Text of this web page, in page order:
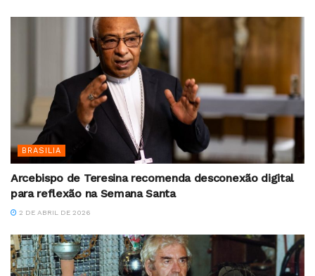
BRASILIA
Arcebispo de Teresina recomenda desconexão digital
para reflexão na Semana Santa
2 DE ABRIL DE 2026